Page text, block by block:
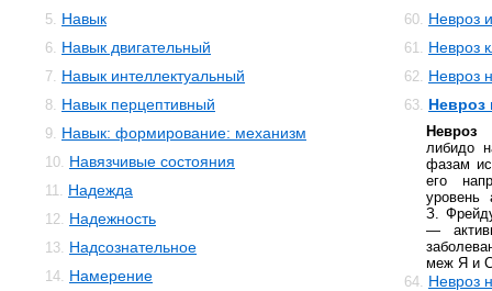
5. Навык
6. Навык двигательный
7. Навык интеллектуальный
8. Навык перцептивный
9. Навык: формирование: механизм
10. Навязчивые состояния
11. Надежда
12. Надежность
13. Надсознательное
14. Намерение
60. Невроз
61. Невроз
62. Невроз
63. Невроз
Невроз
либидо
фазам
его
уровень
З.
—
меж Я и
64. Невроз